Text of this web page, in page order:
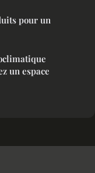
pour un
un espace